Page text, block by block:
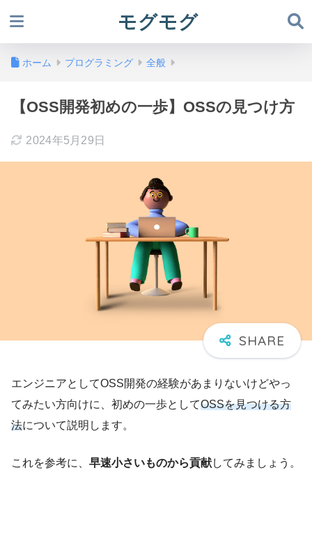
モグモグ
ホーム プログラミング 全般
【OSS開発初めの一歩】OSSの見つけ方
2024年5月29日
エンジニアとしてOSS開発の経験があまりないけどやっ
てみたい方向けに、初めの一歩としてOSSを見つける方
法について説明します。
これを参考に、 早速小さいものから貢献してみましょう。